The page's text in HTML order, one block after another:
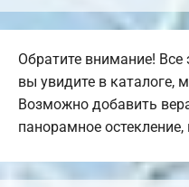
Обратите внимание!
вы увидите в каталоге,
Возможно добавить
панорамное